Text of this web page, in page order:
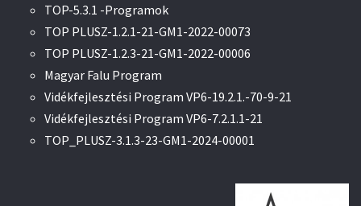
TOP-5.3.1 -Programok
TOP PLUSZ-1.2.1-21-GM1-2022-00073
TOP PLUSZ-1.2.3-21-GM1-2022-00006
Magyar Falu Program
Vidékfejlesztési Program VP6-19.2.1.-70-9-21
Vidékfejlesztési Program VP6-7.2.1.1-21
TOP_PLUSZ-3.1.3-23-GM1-2024-00001